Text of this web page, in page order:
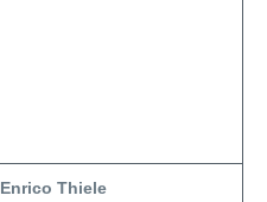
Enrico Thiele